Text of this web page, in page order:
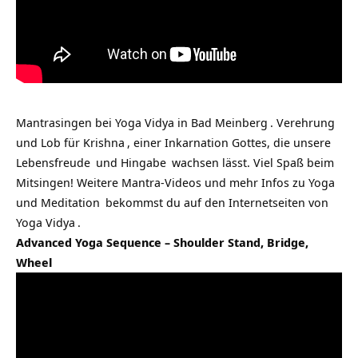
Mantrasingen bei Yoga Vidya in Bad Meinberg . Verehrung
und Lob für Krishna , einer Inkarnation Gottes, die unsere
Lebensfreude und Hingabe wachsen lässt. Viel Spaß beim
Mitsingen! Weitere Mantra-Videos und mehr Infos zu Yoga
und Meditation bekommst du auf den Internetseiten von
Yoga Vidya .
Advanced Yoga Sequence – Shoulder Stand, Bridge,
Wheel